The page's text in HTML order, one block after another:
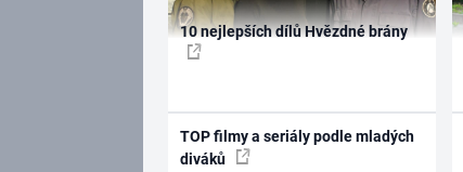
10 nejlepších dílů Hvězdné brány
TOP filmy a seriály podle mladých
diváků